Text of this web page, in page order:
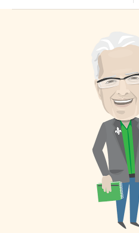
Lindgren aux Penguins. En
retour ils obtiennent le choix de
première ronde de Pittsburgh
(15e au total) pour la prochaine
attaquants Evan Rodrigues et
Filip Hallander en plus du
défenseur David Warsofsky.
Retour aux sources Les
Penguins sont très familiers